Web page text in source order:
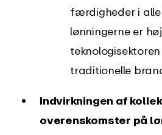
færdigheder i
lønningerne er
traditionelle
Indvirkningen af
overenskomster på